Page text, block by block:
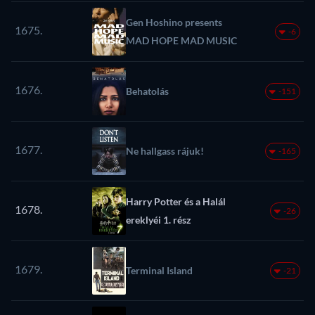
1675.
Gen Hoshino presents
MAD HOPE MAD MUSIC
-6
1676. Behatolás -151
1677. Ne hallgass rájuk! -165
1678.
Harry Potter és a Halál
ereklyéi 1. rész
-26
1679. Terminal Island -21